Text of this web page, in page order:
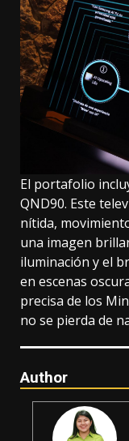
El portafolio
QND90. Este
nítida,
una imagen
iluminación y el
en escenas
precisa de los
no se pierda de
Author